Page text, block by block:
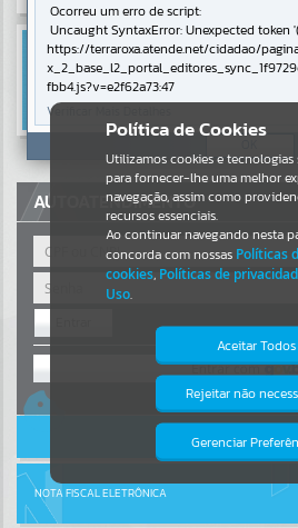
Resultados para""
Portais
Por favor,
NOTÍCIAS
Por favor,
Por favor,
Por favor, aguarde...
AUTOATENDIMENTO
OU
Cadastre-se|Recuperar
ACESSAR SEM
NOTA FISCAL ELETRÔNICA
Política de Cookies
Utilizamos cookies e tecnologias
para fornecer-lhe uma melhor
navegação, assim como
recursos essenciais.
Ao continuar navegando nesta
concorda com nossas Políticas
cookies, Políticas de
Uso.
Aceitar Todos
Rejeitar não
Gerenciar
Isto significa que diversos
providenciados poderão não
Ocorreu um erro de script:
Uncaught SyntaxError: Unexpected token
https://terraroxa.atende.net/cidadao/
fbb4.js?v=e2f62a73:47
Verificar Mais Detalhes